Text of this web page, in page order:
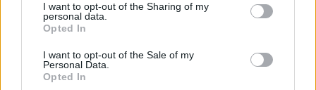
not limited to your visit or usage behaviour. You may click to
grant or deny consent to Google and its third-party tags to
use your data for below specified purposes in below Google
consent section.
I want to opt-out of the Sharing of my
personal data.
Opted In
I want to opt-out of the Sale of my
Personal Data.
Opted In
ezer 500 kilométerre közelíti meg
bolygónkat. "Ez egy kisbolygó legközelebbi,
Mark Bailey, az észak-írországi Armagh
obszervatórium igazgatója.